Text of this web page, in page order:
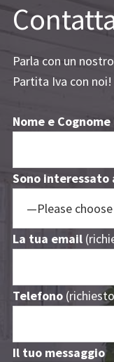
Parla con un
Partita Iva con noi!
Nome e Cognome
Sono interessato
La tua email
Telefono
Il tuo messaggio